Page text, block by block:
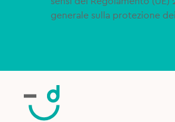
generale sulla protezione